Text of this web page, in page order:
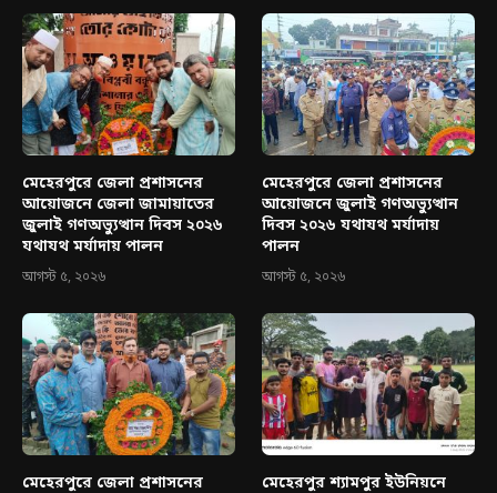
মেহেরপুরে জেলা প্রশাসনের
আয়োজনে জেলা জামায়াতের
জুলাই গণঅভ্যুত্থান দিবস ২০২৬
যথাযথ মর্যাদায় পালন
আগস্ট ৫, ২০২৬
মেহেরপুরে জেলা প্রশাসনের
আয়োজনে জুলাই গণঅভ্যুত্থান
দিবস ২০২৬ যথাযথ মর্যাদায়
পালন
আগস্ট ৫, ২০২৬
মেহেরপুরে জেলা প্রশাসনের মেহেরপুর শ্যামপুর ইউনিয়নে